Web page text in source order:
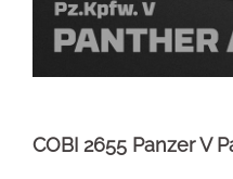
COBI 2655 Panzer V